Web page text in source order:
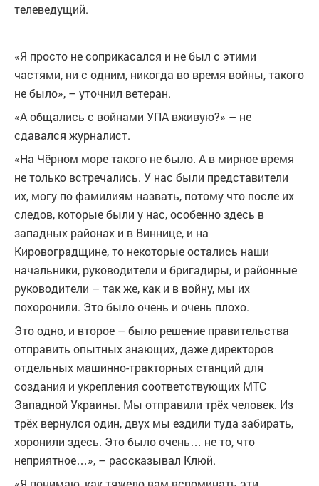
телеведущий.
«Я просто не соприкасался и не был с этими
частями, ни с одним, никогда во время войны, такого
не было», – уточнил ветеран.
«А общались с войнами УПА вживую?» – не
сдавался журналист.
«На Чёрном море такого не было. А в мирное время
не только встречались. У нас были представители
их, могу по фамилиям назвать, потому что после их
следов, которые были у нас, особенно здесь в
западных районах и в Виннице, и на
Кировоградщине, то некоторые остались наши
начальники, руководители и бригадиры, и районные
руководители – так же, как и в войну, мы их
похоронили. Это было очень и очень плохо.
Это одно, и второе – было решение правительства
отправить опытных знающих, даже директоров
отдельных машинно-тракторных станций для
создания и укрепления соответствующих МТС
Западной Украины. Мы отправили трёх человек. Из
трёх вернулся один, двух мы ездили туда забирать,
хоронили здесь. Это было очень… не то, что
неприятное…», – рассказывал Клюй.